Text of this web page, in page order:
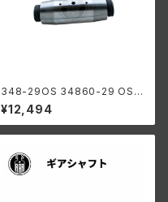
348-29OS 34860-29 OS
クランクピン 3穴タイプ +0004
インチ オーバーサイズ ハーレー
ダビッドソン 1932-73年 RL D
¥12,494